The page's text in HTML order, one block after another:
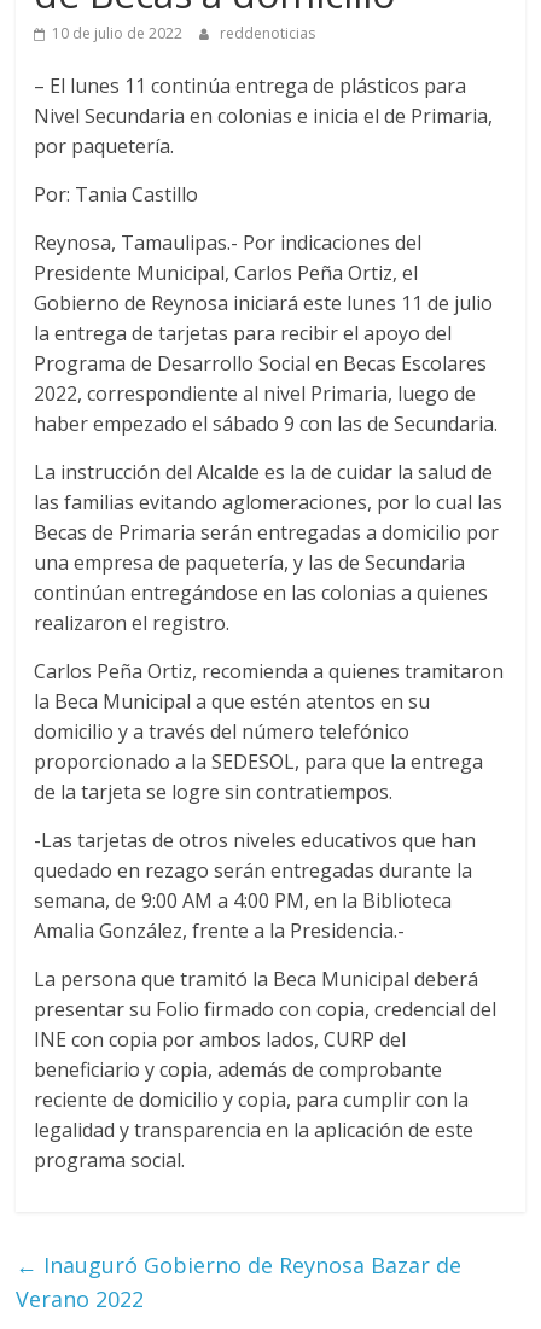
10 de julio de 2022 reddenoticias
– El lunes 11 continúa entrega de plásticos para
Nivel Secundaria en colonias e inicia el de Primaria,
por paquetería.
Por: Tania Castillo
Reynosa, Tamaulipas.- Por indicaciones del
Presidente Municipal, Carlos Peña Ortiz, el
Gobierno de Reynosa iniciará este lunes 11 de julio
la entrega de tarjetas para recibir el apoyo del
Programa de Desarrollo Social en Becas Escolares
2022, correspondiente al nivel Primaria, luego de
haber empezado el sábado 9 con las de Secundaria.
La instrucción del Alcalde es la de cuidar la salud de
las familias evitando aglomeraciones, por lo cual las
Becas de Primaria serán entregadas a domicilio por
una empresa de paquetería, y las de Secundaria
continúan entregándose en las colonias a quienes
realizaron el registro.
Carlos Peña Ortiz, recomienda a quienes tramitaron
la Beca Municipal a que estén atentos en su
domicilio y a través del número telefónico
proporcionado a la SEDESOL, para que la entrega
de la tarjeta se logre sin contratiempos.
-Las tarjetas de otros niveles educativos que han
quedado en rezago serán entregadas durante la
semana, de 9:00 AM a 4:00 PM, en la Biblioteca
Amalia González, frente a la Presidencia.-
La persona que tramitó la Beca Municipal deberá
presentar su Folio firmado con copia, credencial del
INE con copia por ambos lados, CURP del
beneficiario y copia, además de comprobante
reciente de domicilio y copia, para cumplir con la
legalidad y transparencia en la aplicación de este
programa social.
← Inauguró Gobierno de Reynosa Bazar de
Verano 2022